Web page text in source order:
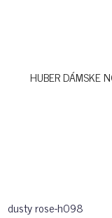
HUBER DÁMSKE
dusty rose-h098